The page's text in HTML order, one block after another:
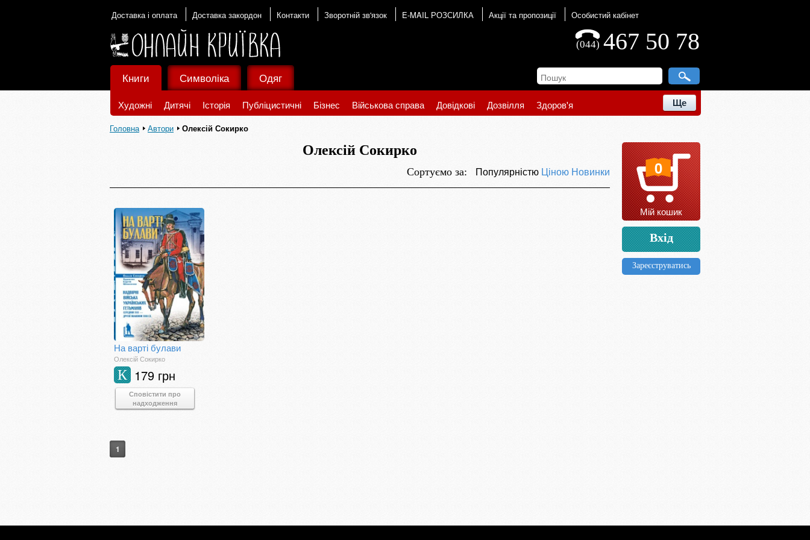
Доставка і оплата Доставка закордон Контакти Зворотній зв'язок E-MAIL РОЗСИЛКА Акції та пропозиції Особистий кабінет
467 50 78
(044)
Книги
Художні Дитячі Історія Публіцистичні Бізнес Військова справа Довідкові Дозвілля Здоров'я Ще
Символіка Одяг
Головна Автори Олексій Сокирко
Олексій Сокирко
Сортуємо за: Популярністю Ціною Новинки
На варті булави
Олексій Сокирко
179 грн
К
Сповістити про
надходження
1
0
Мій кошик
Вхід
Зареєструватись